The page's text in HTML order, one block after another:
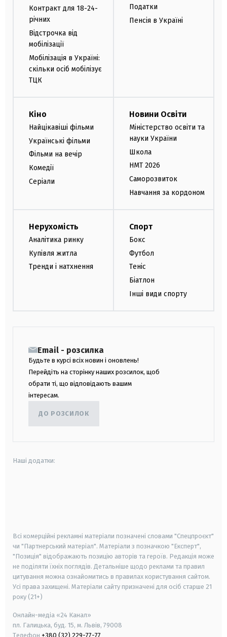
Контракт для 18-24-
річних
Відстрочка від
мобілізації
Мобілізація в Україні:
скільки осіб мобілізує
ТЦК
Податки
Пенсія в Україні
Кіно
Найцікавіші фільми
Українські фільми
Фільми на вечір
Комедії
Серіали
Новини Освіти
Міністерство освіти та
науки України
Школа
НМТ 2026
Саморозвиток
Навчання за кордоном
Нерухомість
Аналітика ринку
Купівля житла
Тренди і натхнення
Спорт
Бокс
Футбол
Теніс
Біатлон
Інші види спорту
Email - розсилка
Будьте в курсі всіх новин і оновлень!
Перейдіть на сторінку наших розсилок, щоб
обрати ті, що відповідають вашим
інтересам.
ДО РОЗСИЛОК
Наші додатки:
Всі комерційні рекламні матеріали позначені словами "Спецпроєкт"
чи "Партнерський матеріал". Матеріали з позначкою "Експерт",
"Позиція" відображають позицію авторів та героїв. Редакція може
не поділяти їхніх поглядів. Детальніше щодо реклами та правил
цитування можна ознайомитись в правилах користування сайтом.
Усі права захищені. Матеріали сайту призначені для осіб старше 21
року (21+)
Онлайн-медіа «24 Канал»
пл. Галицька, буд. 15, м. Львів, 79008
Телефон +380 (32) 229-77-77